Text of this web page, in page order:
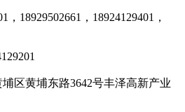
18929502661，18924129401，
区黄埔东路3642号丰泽高新产业